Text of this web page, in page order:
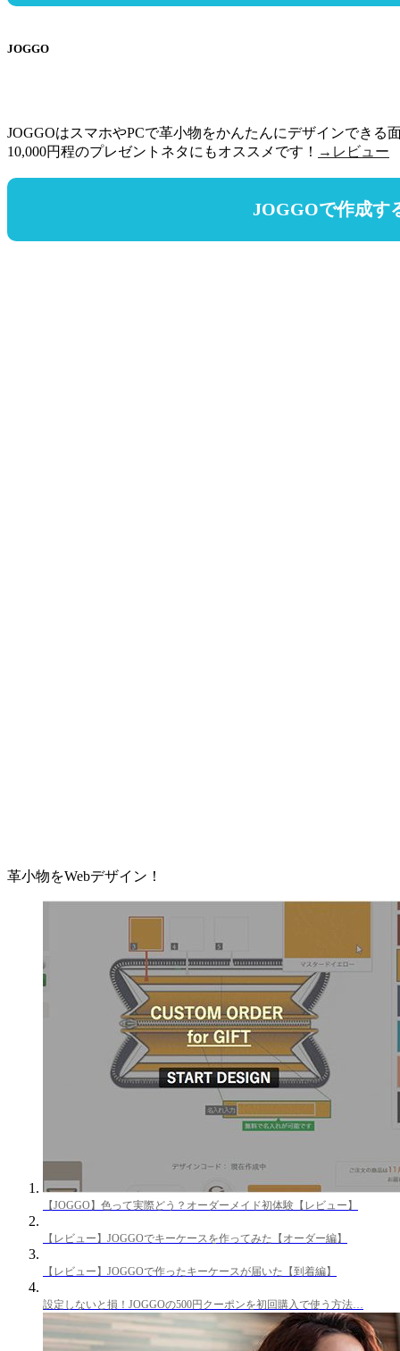
JOGGO
JOGGOはスマホやPCで革小物をかんたんにデザインできる
10,000円程のプレゼントネタにもオススメです！ →レビュー
JOGGOで作成す
革小物をWebデザイン！
【JOGGO】色って実際どう？オーダーメイド初体験【レビュー】
【レビュー】JOGGOでキーケースを作ってみた【オーダー編】
【レビュー】JOGGOで作ったキーケースが届いた【到着編】
設定しないと損！JOGGOの500円クーポンを初回購入で使う方法…